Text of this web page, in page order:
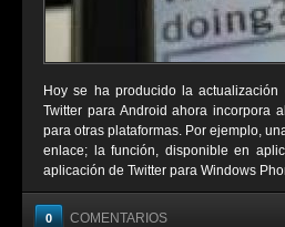
Hoy se ha producido la
Twitter para Android ahora incorpora
para otras plataformas. Por ejemplo,
enlace; la función, disponible en
aplicación de Twitter para Windows
0 COMENTARIOS